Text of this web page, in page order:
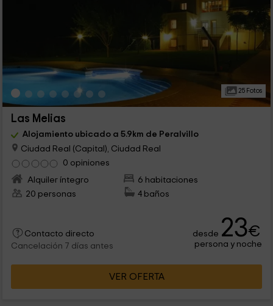
25 Fotos
Las Melias
Alojamiento ubicado a 5.9km de Peralvillo
Ciudad Real (Capital), Ciudad Real
0 opiniones
Alquiler íntegro
6 habitaciones
20 personas
4 baños
Contacto directo
Cancelación 7 días antes
desde 23€
persona y noche
VER OFERTA